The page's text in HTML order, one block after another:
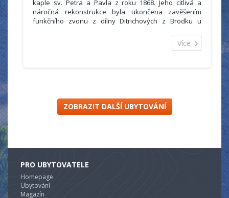
kaple sv. Petra a Pavla z roku 1868. Jeho citlivá a
náročná rekonstrukce byla ukončena zavěšením
funkčního zvonu z dílny Ditrichových z Brodku u
V loňském roce byl v anketě MF Dnes hotel zařazen
mezi 10 nejoriginálnějších ubytovacích zařízení v celé
Více
ZOBRAZIT DALŠÍ UBYTOVÁNÍ
PRO UBYTOVATELE
Homepage
Ubytování
Magazín